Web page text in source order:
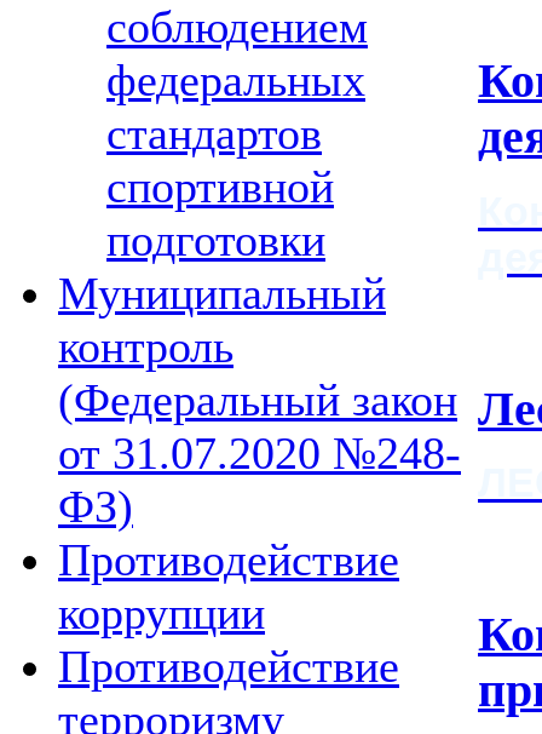
соблюдением
федеральных
стандартов
спортивной
подготовки
Муниципальный
контроль
(Федеральный закон
от 31.07.2020 №248-
ФЗ)
Противодействие
коррупции
Противодействие
терроризму